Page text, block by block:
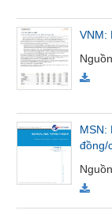
VNM:
Nguồn
MSN:
đồng/
Nguồn
BẤT
ĐỘNG
Mã
(-)